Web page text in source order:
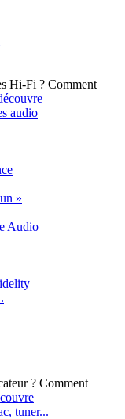
Comment
audio
»
Audio
Comment
tuner...